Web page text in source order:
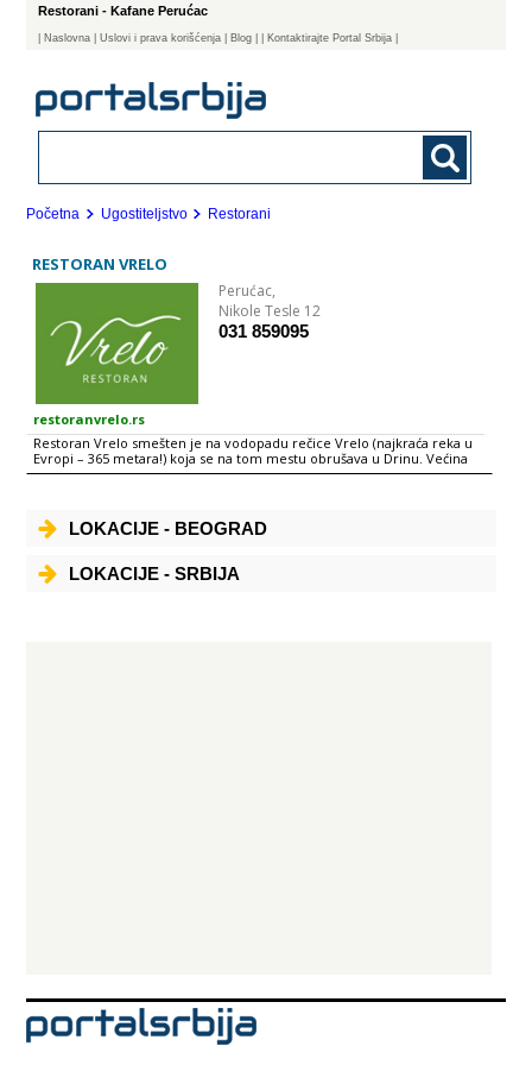
Restorani - Kafane Perućac
Naslovna | Uslovi i prava korišćenja Blog | Kontaktirajte Portal Srbija |
Početna Ugostiteljstvo Restorani
RESTORAN VRELO
Perućac,
Nikole Tesle 12
031 859095
restoranvrelo.rs
Restoran Vrelo smešten je na vodopadu rečice Vrelo (najkraća reka u
Evropi – 365 metara!) koja se na tom mestu obrušava u Drinu. Većina
baštenskih stolova je postavljena iznad samog vodopada, što ovaj
baštenski deo restorana Vrelo natkriljuju guste krošnje drveća,
stvarajući prijatnu hladovinu i za vreme najvećih letnjih vrućina. Ručak
fotografisanje u bajkovitom ambijentu.
LOKACIJE - BEOGRAD
LOKACIJE - SRBIJA